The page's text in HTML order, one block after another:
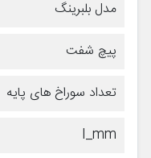
مدل بلبرینگ
پیچ شفت
تعداد سوراخ های پایه
I_mm